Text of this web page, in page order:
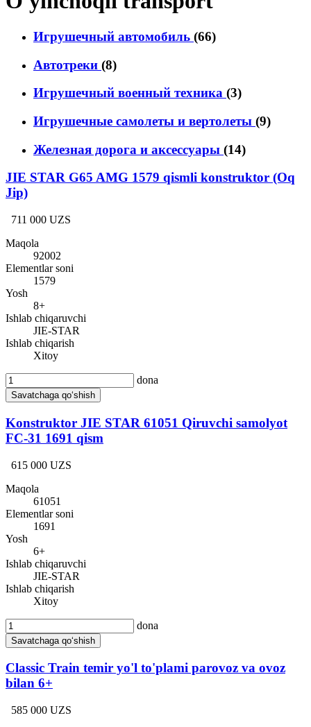
Игрушечный автомобиль (66)
Aвтотреки (8)
Игрушечный военный техника (3)
Игрушечные самолеты и вертолеты (9)
Железная дорога и аксессуары (14)
JIE STAR G65 AMG 1579 qismli konstruktor (Oq
Jip)
711 000 UZS
Maqola
92002
Elementlar soni
1579
Yosh
8+
Ishlab chiqaruvchi
JIE-STAR
Ishlab chiqarish
Xitoy
dona
Savatchaga qo‘shish
Konstruktor JIE STAR 61051 Qiruvchi samolyot
FC-31 1691 qism
615 000 UZS
Maqola
61051
Elementlar soni
1691
Yosh
6+
Ishlab chiqaruvchi
JIE-STAR
Ishlab chiqarish
Xitoy
dona
Savatchaga qo‘shish
Classic Train temir yo'l to'plami parovoz va ovoz
bilan 6+
585 000 UZS